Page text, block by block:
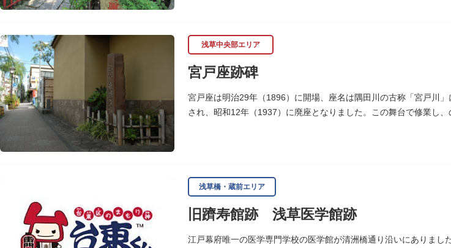
浅草中央部エリア
宮戸座跡碑
宮戸座は明治29年（1896）に開場、座名は隅田川の古称「宮戸川
され、昭和12年（1937）に廃座となりました。この舞台で修業し
浅草橋・蔵前エリア
旧躋寿館跡 浅草医学館跡
江戸幕府唯一の医学専門学校の医学館が清洲橋通り沿いにありま